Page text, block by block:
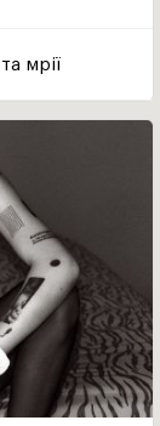
мрії